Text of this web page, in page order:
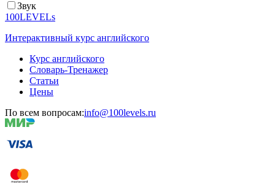
Звук
100LEVELs
Интерактивный курс английского
Курс английского
Словарь-Тренажер
Статьи
Цены
По всем вопросам:info@100levels.ru